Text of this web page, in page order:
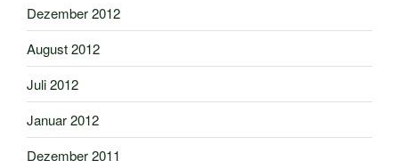
Dezember 2012
August 2012
Juli 2012
Januar 2012
Dezember 2011